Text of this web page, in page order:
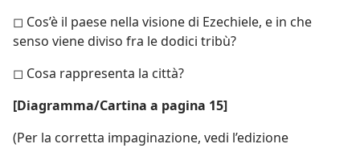
◻ Cos’è il paese nella visione di Ezechiele, e in che
senso viene diviso fra le dodici tribù?
◻ Cosa rappresenta la città?
[Diagramma/Cartina a pagina 15]
(Per la corretta impaginazione, vedi l’edizione